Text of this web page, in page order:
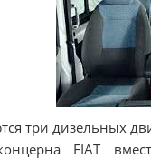
три дизельных
FIAT